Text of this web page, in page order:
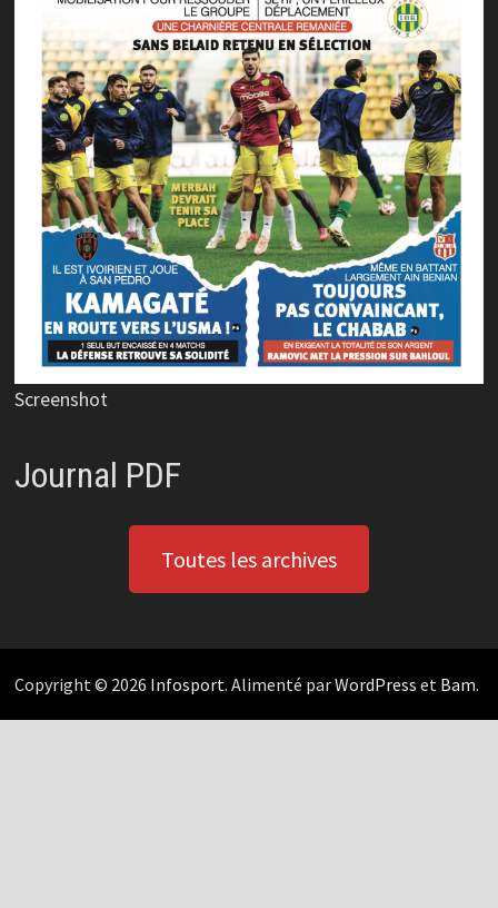
Screenshot
Journal PDF
Toutes les archives
Copyright © 2026 Infosport. Alimenté parWordPress et Bam.